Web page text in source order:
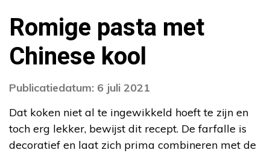
Romige pasta met
Chinese kool
Publicatiedatum: 6 juli 2021
Dat koken niet al te ingewikkeld hoeft te zijn en
toch erg lekker, bewijst dit recept. De farfalle is
decoratief en laat zich prima combineren met de